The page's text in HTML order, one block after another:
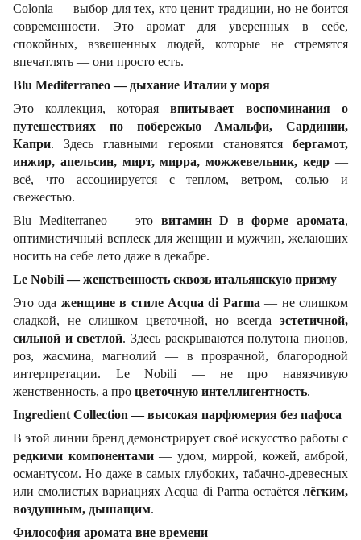
Colonia — выбор для тех, кто ценит традиции, но не боится
современности. Это аромат для уверенных в себе,
спокойных, взвешенных людей, которые не стремятся
впечатлять — они просто есть.
Blu Mediterraneo — дыхание Италии у моря
Это коллекция, которая впитывает воспоминания о
путешествиях по побережью Амальфи, Сардинии,
Капри. Здесь главными героями становятся бергамот,
инжир, апельсин, мирт, мирра, можжевельник, кедр —
всё, что ассоциируется с теплом, ветром, солью и
свежестью.
Blu Mediterraneo — это витамин D в форме аромата,
оптимистичный всплеск для женщин и мужчин, желающих
носить на себе лето даже в декабре.
Le Nobili — женственность сквозь итальянскую призму
Это ода женщине в стиле Acqua di Parma — не слишком
сладкой, не слишком цветочной, но всегда эстетичной,
сильной и светлой. Здесь раскрываются полутона пионов,
роз, жасмина, магнолий — в прозрачной, благородной
интерпретации. Le Nobili — не про навязчивую
женственность, а про цветочную интеллигентность.
Ingredient Collection — высокая парфюмерия без пафоса
В этой линии бренд демонстрирует своё искусство работы с
редкими компонентами— удом, миррой, кожей, амброй,
османтусом. Но даже в самых глубоких, табачно-древесных
или смолистых вариациях Acqua di Parma остаётся лёгким,
воздушным, дышащим.
Философия аромата вне времени